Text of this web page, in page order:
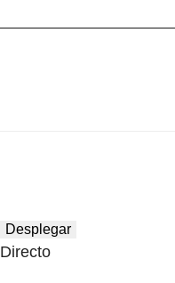
Desplegar
Directo